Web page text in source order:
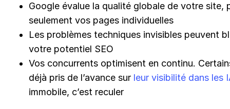
Google évalue la qualité globale de votre site,
seulement vos pages individuelles
Les problèmes techniques invisibles peuvent
votre potentiel SEO
Vos concurrents optimisent en continu.
déjà pris de l’avance sur leur visibilité dans les
immobile, c’est reculer